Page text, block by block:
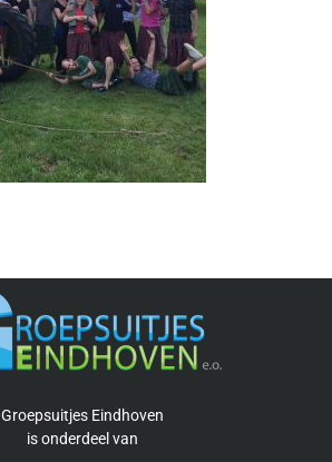
Groepsuitjes Eindhoven
isonderdeel van